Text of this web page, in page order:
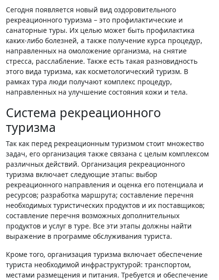
Сегодня появляется новый вид оздоровительного
рекреационного туризма – это профилактические и
санаторные туры. Их целью может быть профилактика
каких-либо болезней, а также получение курса процедур,
направленных на омоложение организма, на снятие
стресса, расслабление. Также есть такая разновидность
этого вида туризма, как косметологический туризм. В
рамках тура люди получают комплекс процедур,
направленных на улучшение состояния кожи и тела.
Система рекреационного
туризма
Так как перед рекреационным туризмом стоит множество
задач, его организация также связана с целым комплексом
различных действий. Организация рекреационного
туризма включает следующие этапы: выбор
рекреационного направления и оценка его потенциала и
ресурсов; разработка маршрута; составление перечня
необходимых туристических продуктов и их поставщиков;
составление перечня возможных дополнительных
продуктов и услуг в туре. Все эти этапы должны найти
выражение в программе обслуживания туриста.
Кроме того, организация туризма включает обеспечение
туриста необходимой инфраструктурой: транспортом,
местами размещения и питания. Требуется и обеспечение